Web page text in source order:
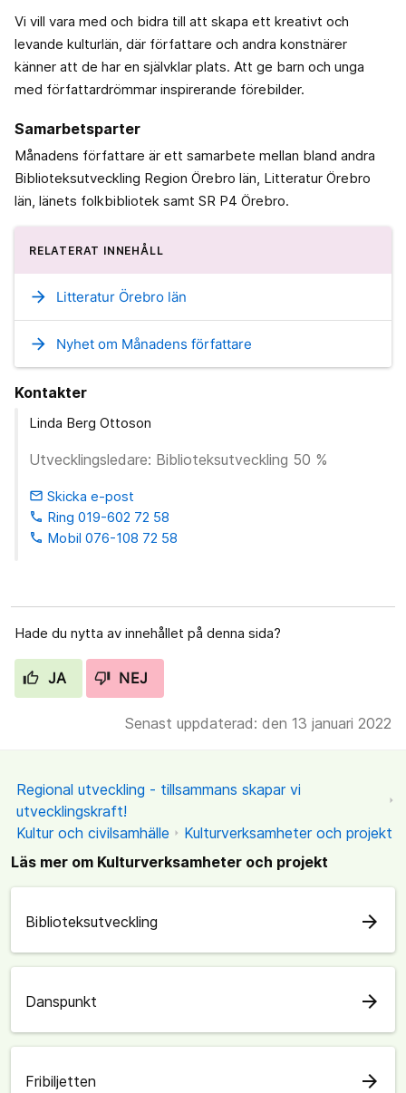
Vi vill vara med och bidra till att skapa ett kreativt och
levande kulturlän, där författare och andra konstnärer
känner att de har en självklar plats. Att ge barn och unga
med författardrömmar inspirerande förebilder.
Samarbetsparter
Månadens författare är ett samarbete mellan bland andra
Biblioteksutveckling Region Örebro län, Litteratur Örebro
län, länets folkbibliotek samt SR P4 Örebro.
RELATERAT INNEHÅLL
arrow_forward Litteratur Örebro län
arrow_forward Nyhet om Månadens författare
Kontakter
Linda Berg Ottoson
Utvecklingsledare: Biblioteksutveckling 50 %
email Skicka e-post
phone Ring 019-602 72 58
phone Mobil 076-108 72 58
Hade du nytta av innehållet på denna sida?
JA NEJ
Senast uppdaterad: den 13 januari 2022
Regional utveckling - tillsammans skapar vi
utvecklingskraft!
Kultur och civilsamhälle
Kulturverksamheter och projekt
Läs mer om Kulturverksamheter och projekt
Biblioteksutveckling arrow_forward
Danspunkt arrow_forward
Fribiljetten arrow_forward